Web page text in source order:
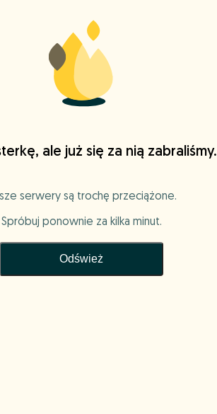
ale już się za nią zabraliśmy.
serwery są trochę przeciążone.
Spróbuj ponownie za kilka minut.
Odśwież